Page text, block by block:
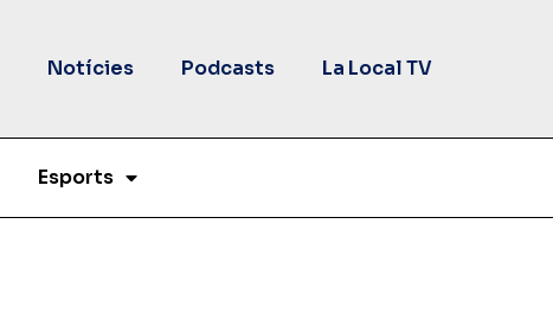
Notícies Podcasts La Local TV
Esports